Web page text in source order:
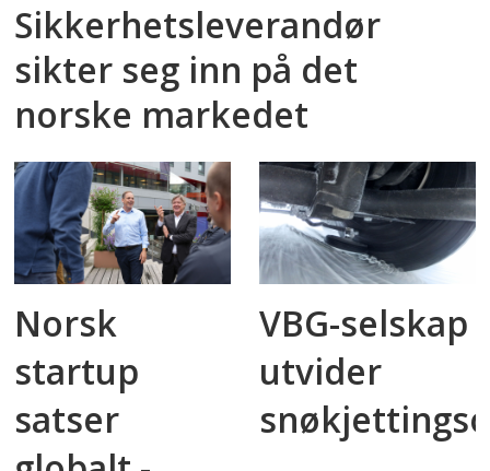
Sikkerhetsleverandør
sikter seg inn på det
norske markedet
Norsk
startup
satser
VBG-selskap
utvider